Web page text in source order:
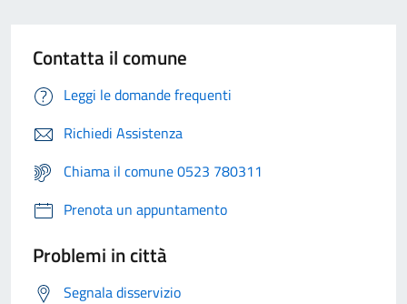
Contatta il comune
Leggi le domande frequenti
Richiedi Assistenza
Chiama il comune 0523 780311
Prenota un appuntamento
Problemi in città
Segnala disservizio